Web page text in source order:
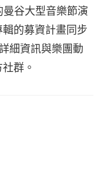
谷大型音樂節演
的募資計畫同步
細資訊與樂團動
群。